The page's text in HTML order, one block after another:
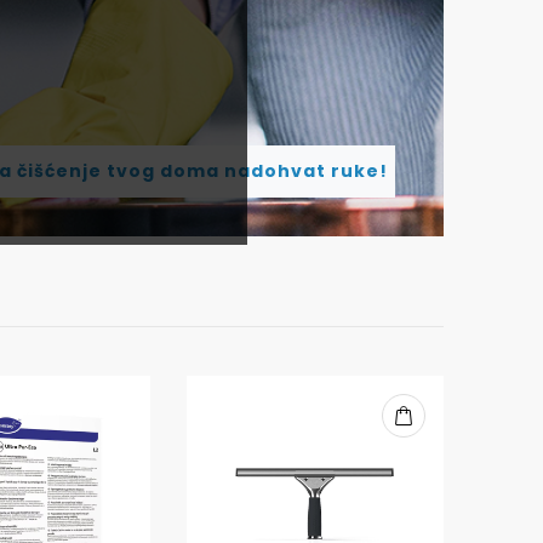
čišćenje tvog doma nadohvat ruke!